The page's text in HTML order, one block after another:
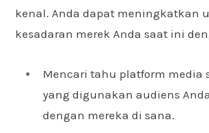
kenal. Anda dapat meningkatkan
kesadaran merek Anda saat ini
Mencari tahu platform media
yang digunakan audiens
dengan mereka di sana.